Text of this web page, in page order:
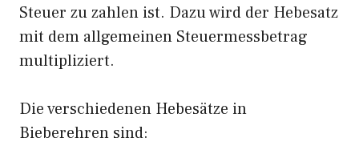
Steuer zu zahlen ist. Dazu wird der Hebesatz
mit dem allgemeinen Steuermessbetrag
multipliziert.
Die verschiedenen Hebesätze in
Bieberehren sind: